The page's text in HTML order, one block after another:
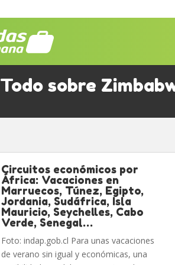
Todo sobre
Circuitos económicos por
África: Vacaciones en
Marruecos, Túnez, Egipto,
Jordania, Sudáfrica, Isla
Mauricio, Seychelles, Cabo
Verde, Senegal…
Foto: indap.gob.cl Para unas vacaciones
de verano sin igual y económicas, una